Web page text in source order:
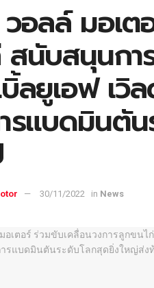
วอลล์ มอเ
สนับสนุนกา
ลยูเอฟ เวิ
รแบดมินตั
30/11/2022 in News